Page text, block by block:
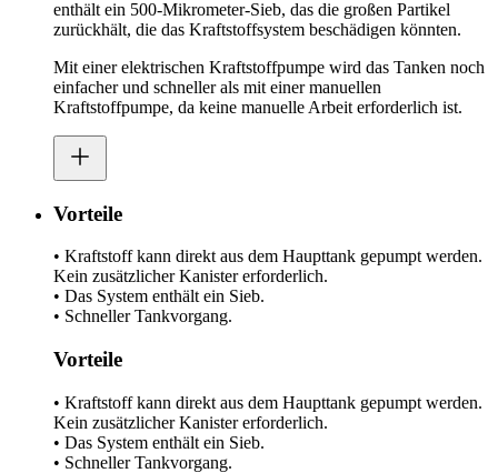
enthält ein 500-Mikrometer-Sieb, das die großen Partikel
zurückhält, die das Kraftstoffsystem beschädigen könnten.
Mit einer elektrischen Kraftstoffpumpe wird das Tanken noch
einfacher und schneller als mit einer manuellen
Kraftstoffpumpe, da keine manuelle Arbeit erforderlich ist.
Vorteile
• Kraftstoff kann direkt aus dem Haupttank gepumpt werden.
Kein zusätzlicher Kanister erforderlich.
• Das System enthält ein Sieb.
• Schneller Tankvorgang.
Vorteile
• Kraftstoff kann direkt aus dem Haupttank gepumpt werden.
Kein zusätzlicher Kanister erforderlich.
• Das System enthält ein Sieb.
• Schneller Tankvorgang.